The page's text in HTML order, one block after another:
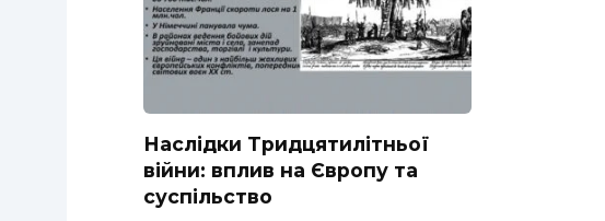
Наслідки Тридцятилітньої
війни: вплив на Європу та
суспільство